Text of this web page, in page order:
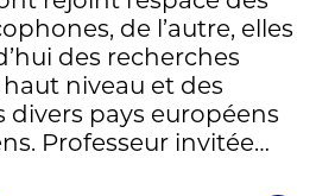
de l’autre, elles
des recherches
niveau et des
pays européens
Professeur invitée…